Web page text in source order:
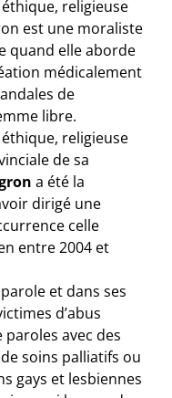
religieuse
est une moraliste
quand elle aborde
médicalement
de
libre.
religieuse
de sa
a été la
dirigé une
celle
entre 2004 et
et dans ses
d’abus
avec des
soins palliatifs ou
gays et lesbiennes